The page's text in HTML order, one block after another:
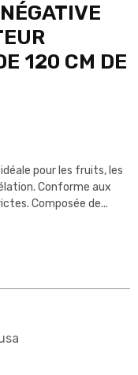
120 CM DE
pour les fruits, les
Conforme aux
Composée de...